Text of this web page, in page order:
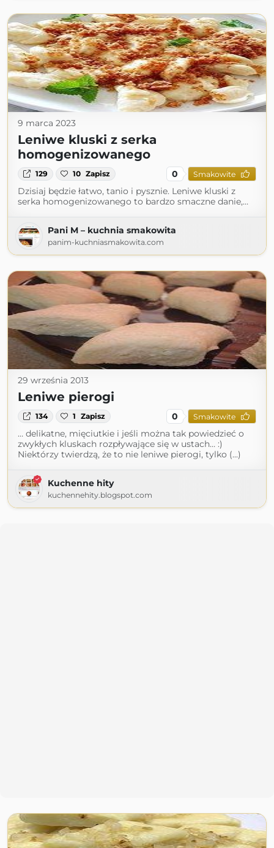
9 marca 2023
Leniwe kluski z serka
homogenizowanego
129 10 Zapisz 0 Smakowite
Dzisiaj będzie łatwo, tanio i pysznie. Leniwe kluski z
serka homogenizowanego to bardzo smaczne danie,…
Pani M – kuchnia smakowita
panim-kuchniasmakowita.com
29 września 2013
Leniwe pierogi
134 1 Zapisz 0 Smakowite
… delikatne, mięciutkie i jeśli można tak powiedzieć o
zwykłych kluskach rozpływające się w ustach… :)
Niektórzy twierdzą, że to nie leniwe pierogi, tylko (...)
Kuchenne hity
kuchennehity.blogspot.com